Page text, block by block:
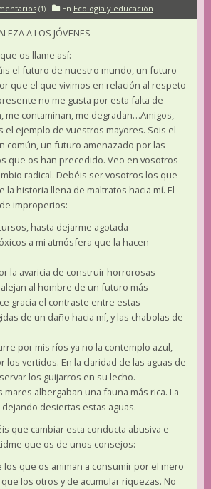
(1) En Ecología y educación
A LOS JÓVENES
os llame así:
el futuro de nuestro mundo, un futuro
que el que vivimos en relación al respeto
no me gusta por esta falta de
me contaminan, me degradan…Amigos,
el ejemplo de vuestros mayores. Sois el
común, un futuro amenazado por las
que os han precedido. Veo en vosotros
radical. Debéis ser vosotros los que
la historia llena de maltratos hacia mí. El
improperios:
hasta dejarme agotada
a mi atmósfera que la hacen
la avaricia de construir horrorosas
al hombre de un futuro más
gracia el contraste entre estas
de un daño hacia mí, y las chabolas de
por mis ríos ya no la contemplo azul,
los vertidos. En la claridad de las aguas de
los guijarros en su lecho.
mares albergaban una fauna más rica. La
desiertas estas aguas.
que cambiar esta conducta abusiva e
que os de unos consejos:
que os animan a consumir por el mero
los otros y de acumular riquezas. No